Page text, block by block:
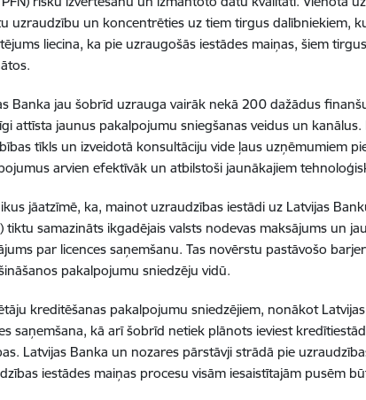
uzraudzību un koncentrēties uz tiem tirgus dalībniekiem,
liecina, ka pie uzraugošās iestādes maiņas, šiem
Banka jau šobrīd uzrauga vairāk nekā 200 dažādus
attīsta jaunus pakalpojumu sniegšanas veidus un
tīkls un izveidotā konsultāciju vide ļaus uzņēmumiem
arvien efektīvāk un atbilstoši jaunākajiem
jāatzīmē, ka, mainot uzraudzības iestādi uz Latvijas
tiktu samazināts ikgadējais valsts nodevas maksājums un
par licences saņemšanu. Tas novērstu pastāvošo
pakalpojumu sniedzēju vidū.
kreditēšanas pakalpojumu sniedzējiem, nonākot
saņemšana, kā arī šobrīd netiek plānots ieviest
Latvijas Banka un nozares pārstāvji strādā pie
iestādes maiņas procesu visām iesaistītajām pusēm